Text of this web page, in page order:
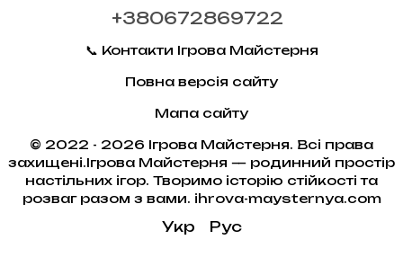
+380672869722
📞 Контакти Ігрова Майстерня
Повна версія сайту
Мапа сайту
© 2022 - 2026 Ігрова Майстерня. Всі права
захищені.Ігрова Майстерня — родинний простір
настільних ігор. Творимо історію стійкості та
розваг разом з вами. ihrova-maysternya.com
Укр Рус